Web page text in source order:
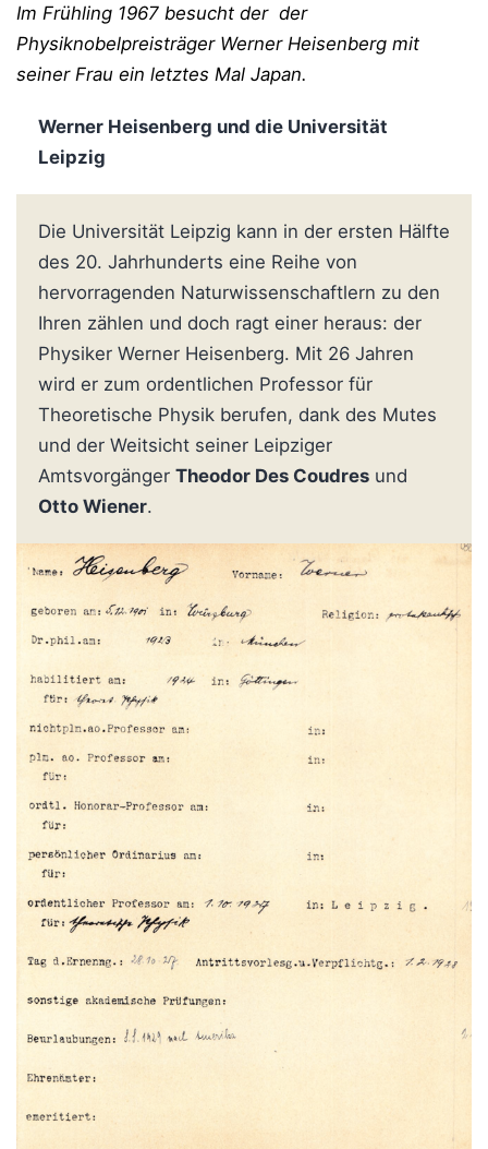
Im Frühling 1967 besucht der der
Physiknobelpreisträger Werner Heisenberg mit
seiner Frau ein letztes Mal Japan.
Werner Heisenberg und die Universität
Leipzig
Die Universität Leipzig kann in der ersten Hälfte
des 20. Jahrhunderts eine Reihe von
hervorragenden Naturwissenschaftlern zu den
Ihren zählen und doch ragt einer heraus: der
Physiker Werner Heisenberg. Mit 26 Jahren
wird er zum ordentlichen Professor für
Theoretische Physik berufen, dank des Mutes
und der Weitsicht seiner Leipziger
Amtsvorgänger Theodor Des Coudres und
Otto Wiener.